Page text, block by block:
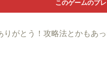
がとう！攻略法とかもあっ